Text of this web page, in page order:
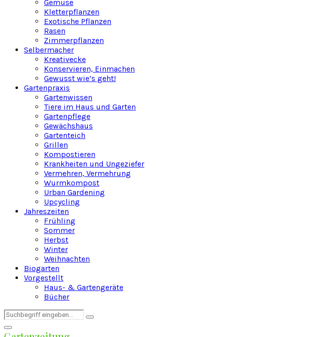
Gemüse
Kletterpflanzen
Exotische Pflanzen
Rasen
Zimmerpflanzen
Selbermacher
Kreativecke
Konservieren, Einmachen
Gewusst wie’s geht!
Gartenpraxis
Gartenwissen
Tiere im Haus und Garten
Gartenpflege
Gewächshaus
Gartenteich
Grillen
Kompostieren
Krankheiten und Ungeziefer
Vermehren, Vermehrung
Wurmkompost
Urban Gardening
Upcycling
Jahreszeiten
Frühling
Sommer
Herbst
Winter
Weihnachten
Biogarten
Vorgestellt
Haus- & Gartengeräte
Bücher
Search
for:
Search
Facebook
Twitter
Instagram
Pinterest
Youtube
Snapchat
Primary